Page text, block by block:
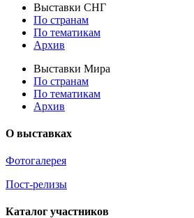
Выставки СНГ
По странам
По тематикам
Архив
Выставки Мира
По странам
По тематикам
Архив
О выставках
Фотогалерея
Пост-релизы
Каталог участников